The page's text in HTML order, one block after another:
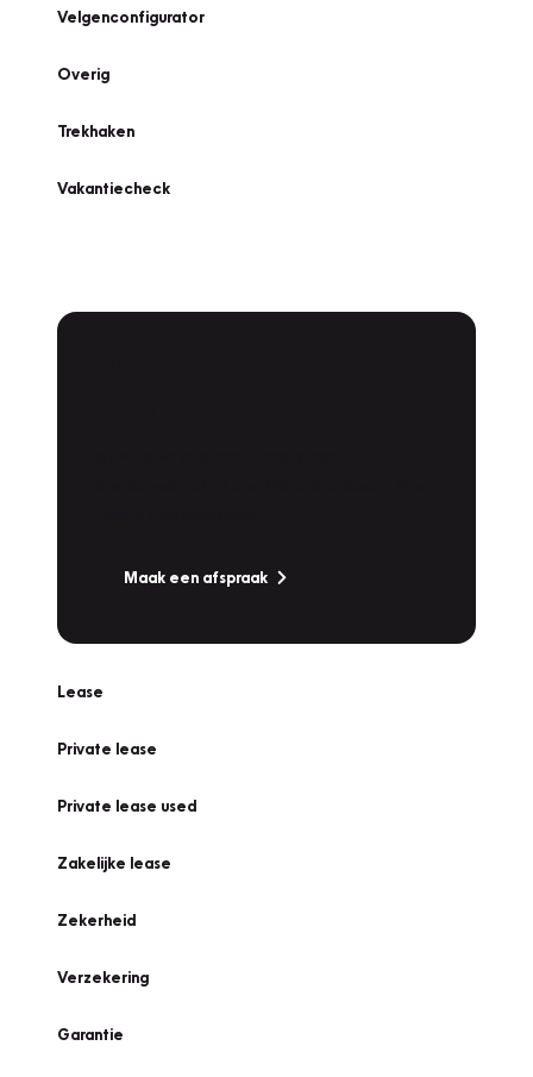
Velgenconfigurator
Overig
Trekhaken
Vakantiecheck
Maak een afspraak
Lease
Private lease
Private lease used
Zakelijke lease
Zekerheid
Verzekering
Garantie